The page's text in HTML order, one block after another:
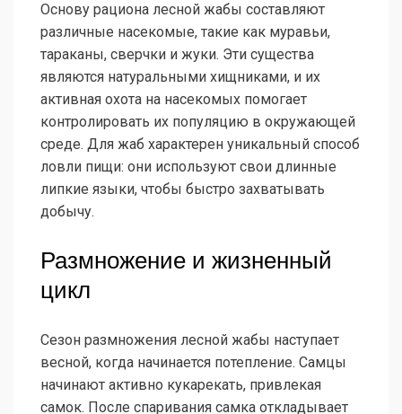
Основу рациона лесной жабы составляют
различные насекомые, такие как муравьи,
тараканы, сверчки и жуки. Эти существа
являются натуральными хищниками, и их
активная охота на насекомых помогает
контролировать их популяцию в окружающей
среде. Для жаб характерен уникальный способ
ловли пищи: они используют свои длинные
липкие языки, чтобы быстро захватывать
добычу.
Размножение и жизненный
цикл
Сезон размножения лесной жабы наступает
весной, когда начинается потепление. Самцы
начинают активно кукарекать, привлекая
самок. После спаривания самка откладывает